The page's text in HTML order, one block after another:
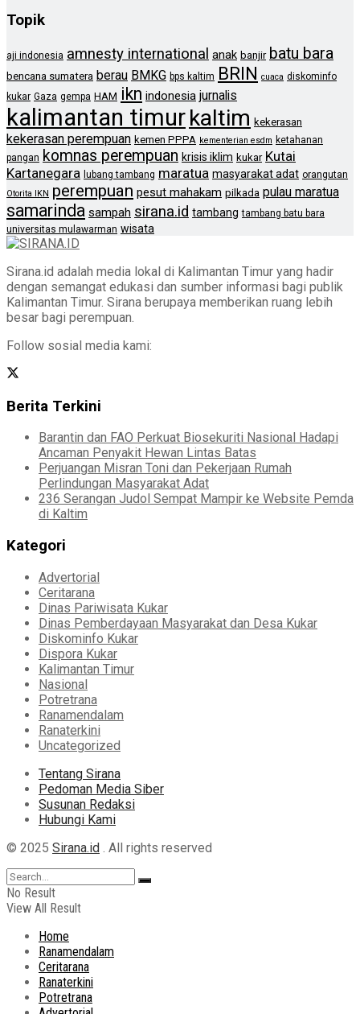
Topik
aji indonesia amnesty international anak banjir batu bara
bencana sumatera berau BMKG bps kaltim BRIN cuaca diskominfo
kukar Gaza gempa HAM ikn indonesia jurnalis
kalimantan timurkaltim kekerasan
kekerasan perempuan kemen PPPA kementerian esdm ketahanan
pangan komnas perempuan krisis iklim kukar Kutai
Kartanegara lubang tambang maratua masyarakat adat orangutan
Otorita IKN perempuan pesut mahakam pilkada pulau maratua
samarinda sampah sirana.id tambang tambang batu bara
universitas mulawarman wisata
Sirana.id adalah media lokal di Kalimantan Timur yang hadir
dengan semangat edukasi dan sumber informasi bagi publik
Kalimantan Timur. Sirana berupaya memberikan ruang lebih
besar bagi perempuan.
Follow sosial media kami:
Berita Terkini
Barantin dan FAO Perkuat Biosekuriti Nasional Hadapi
Ancaman Penyakit Hewan Lintas Batas
Perjuangan Misran Toni dan Pekerjaan Rumah
Perlindungan Masyarakat Adat
236 Serangan Judol Sempat Mampir ke Website Pemda
di Kaltim
Kategori
Advertorial
Ceritarana
Dinas Pariwisata Kukar
Dinas Pemberdayaan Masyarakat dan Desa Kukar
Diskominfo Kukar
Dispora Kukar
Kalimantan Timur
Nasional
Potretrana
Ranamendalam
Ranaterkini
Uncategorized
Tentang Sirana
Pedoman Media Siber
Susunan Redaksi
Hubungi Kami
© 2025 Sirana.id . All rights reserved
No Result
View All Result
Home
Ranamendalam
Ceritarana
Ranaterkini
Potretrana